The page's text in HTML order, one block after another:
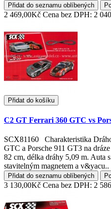
Přidat do seznamu oblíbených
2 469,00Kč Cena bez DPH: 2
Přidat do košíku
C2 GT Ferrari 360 GTC vs
SCX81160 Charakteristika
GTC a Porsche 911 GT3 na
82 cm, délka dráhy 5,09 m. Auta
stavitelným magnetem a v&yacu..
Přidat do seznamu oblíbených
3 130,00Kč Cena bez DPH: 2